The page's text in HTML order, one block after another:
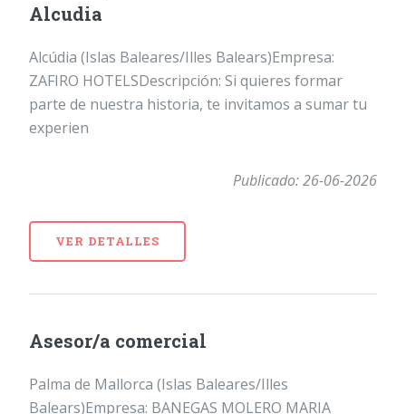
Alcudia
Alcúdia (Islas Baleares/Illes Balears)Empresa:
ZAFIRO HOTELSDescripción: Si quieres formar
parte de nuestra historia, te invitamos a sumar tu
experien
Publicado: 26-06-2026
VER DETALLES
Asesor/a comercial
Palma de Mallorca (Islas Baleares/Illes
Balears)Empresa: BANEGAS MOLERO MARIA